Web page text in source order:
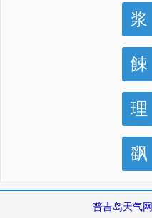
浆
餗
理
飖
普吉岛天气网